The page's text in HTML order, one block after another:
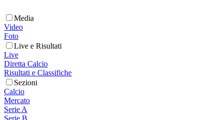
Media
Video
Foto
Live e Risultati
Live
Diretta Calcio
Risultati e Classifiche
Sezioni
Calcio
Mercato
Serie A
Serie B